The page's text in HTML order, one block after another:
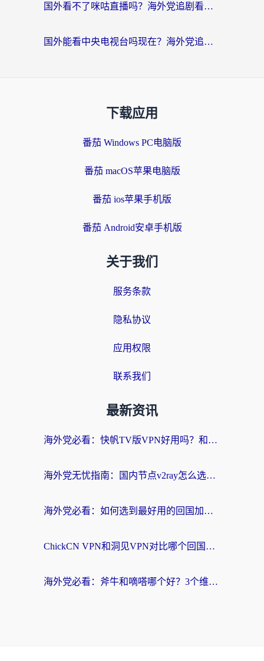
国外看不了咪咕直播吗？海外党追剧看片的加速器选择指南
国外能看中央电视台吗现在？海外党追剧看央视的实用指南
下载应用
番茄 Windows PC电脑版
番茄 macOS苹果电脑版
番茄 ios苹果手机版
番茄 Android安卓手机版
关于我们
服务条款
隐私协议
应用权限
联系我们
最新资讯
海外党必看：快帆TV版VPN好用吗？和快游VPN对比哪个回国效果更好？附实用避坑指南
海外党无忧指南：国内节点v2ray怎么选？一键回国VPN+多场景实测帮你避坑
海外党必看：如何选到最好用的回国加速器？从节点到售后的全维度指南
ChickCN VPN和洞见VPN对比哪个回国效果更好？海外党亲测3款加速器+避坑指南
海外党必看：斧牛和嘀嗒哪个好？3个维度教你选对回国加速器